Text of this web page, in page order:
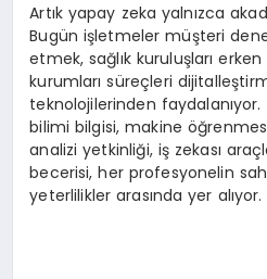
Artık yapay zeka yalnızca
Bugün işletmeler müşteri
etmek, sağlık kuruluşları
kurumları süreçleri
teknolojilerinden
bilimi bilgisi, makine
analizi yetkinliği, iş zekası
becerisi, her profesyonelin
yeterlilikler arasında yer alıyor.